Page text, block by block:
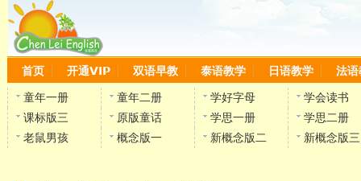
首页 开通VIP 双语早教 泰语教学 日语教学 法语
童年一册 童年二册 学好字母
学会读书
课标版三
原版童话 学思一册
学思二册
老鼠男孩
概念版一 新概念版二 新概念版三